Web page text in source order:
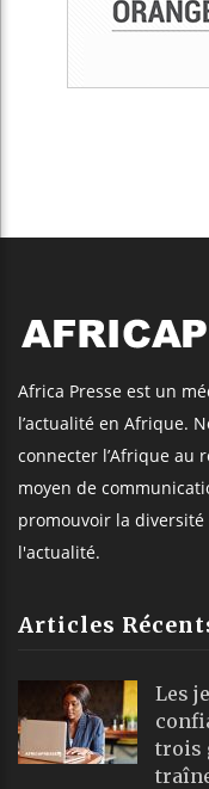
Africa Presse est un
l’actualité en Afrique.
connecter l’Afrique au
moyen de
promouvoir la
l'actualité.
Articles
Les
trois